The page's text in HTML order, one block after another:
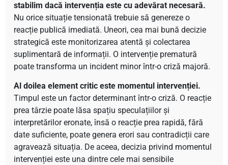
stabilim dacă intervenția este cu adevărat necesară.
Nu orice situație tensionată trebuie să genereze o
reacție publică imediată. Uneori, cea mai bună decizie
strategică este monitorizarea atentă și colectarea
suplimentară de informații. O intervenție prematură
poate transforma un incident minor într-o criză majoră.
Al doilea element critic este momentul intervenției.
Timpul este un factor determinant într-o criză. O reacție
prea târzie poate lăsa spațiu speculațiilor și
interpretărilor eronate, însă o reacție prea rapidă, fără
date suficiente, poate genera erori sau contradicții care
agravează situația. De aceea, decizia privind momentul
intervenției este una dintre cele mai sensibile